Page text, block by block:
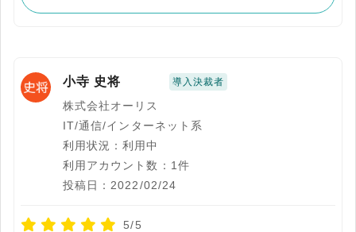
小寺 史将 導入決裁者
株式会社オーリス
IT/通信/インターネット系
利用状況：利用中
利用アカウント数：1件
投稿日：2022/02/24
5/5